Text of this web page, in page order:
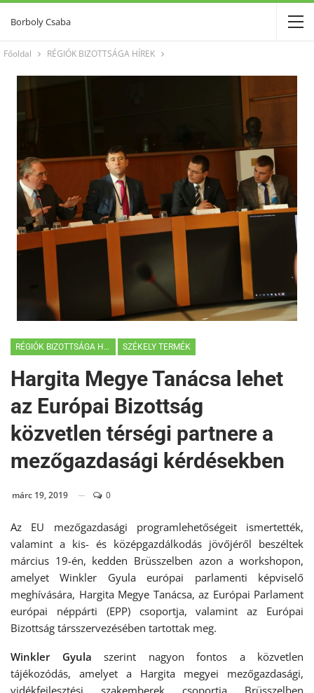
Borboly Csaba
Főoldal RÉGIÓK BIZOTTSÁGA HÍREK
RÉGIÓK BIZOTTSÁGA HÍREK SZÉKELY TERMÉK
Hargita Megye Tanácsa lehet
az Európai Bizottság
közvetlen térségi partnere a
mezőgazdasági kérdésekben
márc 19, 2019 0
Az EU mezőgazdasági programlehetőségeit ismertették,
valamint a kis- és középgazdálkodás jövőjéről beszéltek
március 19-én, kedden Brüsszelben azon a workshopon,
amelyet Winkler Gyula európai parlamenti képviselő
meghívására, Hargita Megye Tanácsa, az Európai Parlament
európai néppárti (EPP) csoportja, valamint az Európai
Bizottság társszervezésében tartottak meg.
Winkler Gyula szerint nagyon fontos a közvetlen
tájékozódás, amelyet a Hargita megyei mezőgazdasági,
vidékfejlesztési szakemberek csoportja Brüsszelben